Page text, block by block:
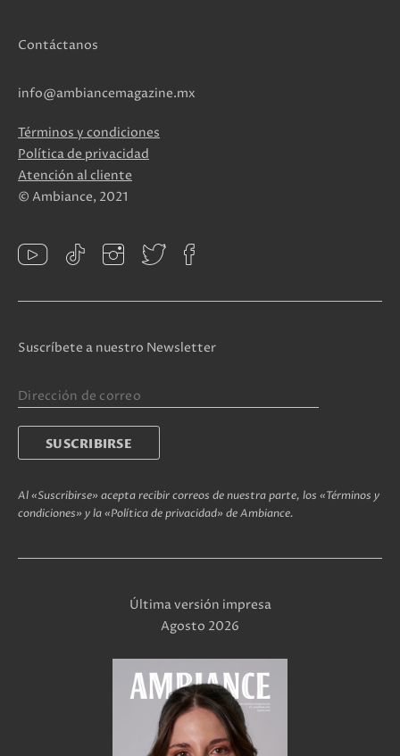
Contáctanos
info@ambiancemagazine.mx
Términos y condiciones
Política de privacidad
Atención al cliente
© Ambiance, 2021
Suscríbete a nuestro Newsletter
Al «Suscribirse» acepta recibir correos de nuestra parte, los «Términos y
condiciones» y la «Política de privacidad» de Ambiance.
Última versión impresa
Agosto 2026